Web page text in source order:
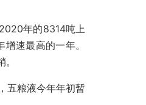
年的8314吨上
速最高的一年。
五粮液今年年初暂